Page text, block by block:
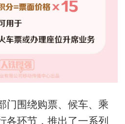
围绕购票、候车、乘
各环节，推出了一系列